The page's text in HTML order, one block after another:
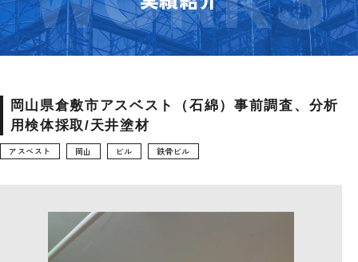
岡山県倉敷市アスベスト（石綿）事前調査、分析
用検体採取/天井塗材
アスベスト 岡山 ビル 鉄骨ビル